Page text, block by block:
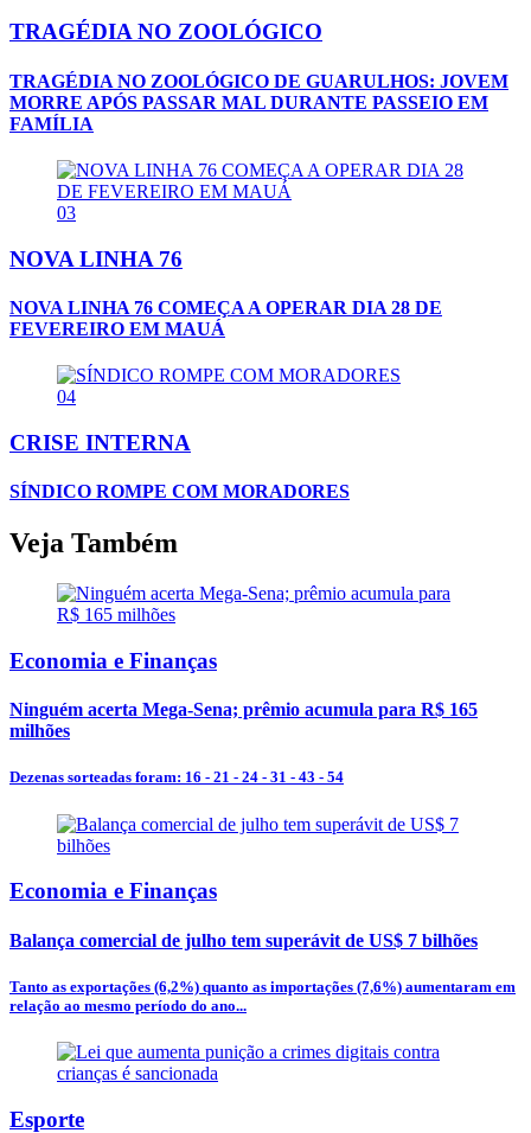
TRAGÉDIA NO ZOOLÓGICO
TRAGÉDIA NO ZOOLÓGICO DE GUARULHOS: JOVEM
MORRE APÓS PASSAR MAL DURANTE PASSEIO EM
FAMÍLIA
03
NOVA LINHA 76
NOVA LINHA 76 COMEÇA A OPERAR DIA 28 DE
FEVEREIRO EM MAUÁ
04
CRISE INTERNA
SÍNDICO ROMPE COM MORADORES
Veja Também
Economia e Finanças
Ninguém acerta Mega-Sena; prêmio acumula para R$ 165
milhões
Dezenas sorteadas foram: 16 - 21 - 24 - 31 - 43 - 54
Economia e Finanças
Balança comercial de julho tem superávit de US$ 7 bilhões
Tanto as exportações (6,2%) quanto as importações (7,6%) aumentaram em
relação ao mesmo período do ano...
Esporte